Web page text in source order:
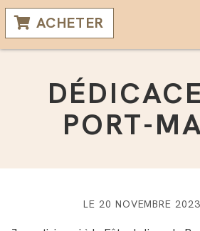
ACHETER
PORT-
LE 20 NOVEMBRE